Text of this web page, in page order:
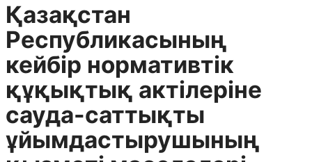
Қазақстан
Республикасының
кейбір нормативтік
құқықтық актілеріне
сауда-саттықты
ұйымдастырушының